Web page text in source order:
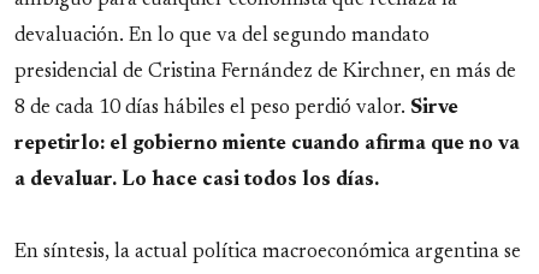
devaluación. En lo que va del segundo mandato
presidencial de Cristina Fernández de Kirchner, en más de
8 de cada 10 días hábiles el peso perdió valor. Sirve
repetirlo: el gobierno miente cuando afirma que no va
a devaluar. Lo hace casi todos los días.
En síntesis, la actual política macroeconómica argentina se